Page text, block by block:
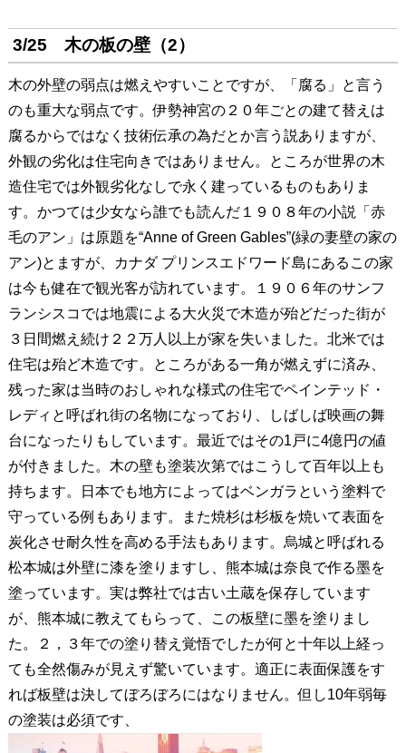
3/25 木の板の壁（2）
木の外壁の弱点は燃えやすいことですが、「腐る」と言う
のも重大な弱点です。伊勢神宮の２０年ごとの建て替えは
腐るからではなく技術伝承の為だとか言う説ありますが、
外観の劣化は住宅向きではありません。ところが世界の木
造住宅では外観劣化なしで永く建っているものもありま
す。かつては少女なら誰でも読んだ１９０８年の小説「赤
毛のアン」は原題を“Anne of Green Gables”(緑の妻壁の家の
アン)とますが、カナダ プリンスエドワード島にあるこの家
は今も健在で観光客が訪れています。１９０６年のサンフ
ランシスコでは地震による大火災で木造が殆どだった街が
３日間燃え続け２２万人以上が家を失いました。北米では
住宅は殆ど木造です。ところがある一角が燃えずに済み、
残った家は当時のおしゃれな様式の住宅でペインテッド・
レディと呼ばれ街の名物になっており、しばしば映画の舞
台になったりもしています。最近ではその1戸に4億円の値
が付きました。木の壁も塗装次第ではこうして百年以上も
持ちます。日本でも地方によってはベンガラという塗料で
守っている例もあります。また焼杉は杉板を焼いて表面を
炭化させ耐久性を高める手法もあります。烏城と呼ばれる
松本城は外壁に漆を塗りますし、熊本城は奈良で作る墨を
塗っています。実は弊社では古い土蔵を保存しています
が、熊本城に教えてもらって、この板壁に墨を塗りまし
た。２，３年での塗り替え覚悟でしたが何と十年以上経っ
ても全然傷みが見えず驚いています。適正に表面保護をす
れば板壁は決してぼろぼろにはなりません。但し10年弱毎
の塗装は必須です、